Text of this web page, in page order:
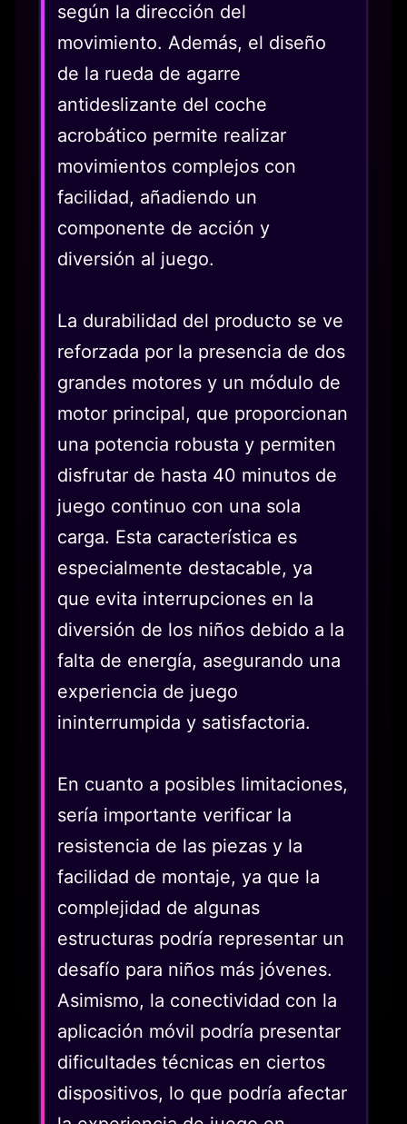
según la dirección del
movimiento. Además, el diseño
de la rueda de agarre
antideslizante del coche
acrobático permite realizar
movimientos complejos con
facilidad, añadiendo un
componente de acción y
diversión al juego.
La durabilidad del producto se ve
reforzada por la presencia de dos
grandes motores y un módulo de
motor principal, que proporcionan
una potencia robusta y permiten
disfrutar de hasta 40 minutos de
juego continuo con una sola
carga. Esta característica es
especialmente destacable, ya
que evita interrupciones en la
diversión de los niños debido a la
falta de energía, asegurando una
experiencia de juego
ininterrumpida y satisfactoria.
En cuanto a posibles limitaciones,
sería importante verificar la
resistencia de las piezas y la
facilidad de montaje, ya que la
complejidad de algunas
estructuras podría representar un
desafío para niños más jóvenes.
Asimismo, la conectividad con la
aplicación móvil podría presentar
dificultades técnicas en ciertos
dispositivos, lo que podría afectar